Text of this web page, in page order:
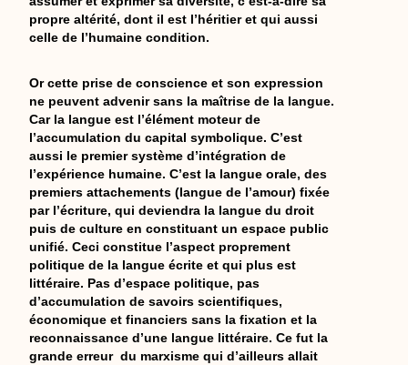
propre altérité, dont il est l’héritier et qui aussi
celle de l’humaine condition.
Or cette prise de conscience et son expression
ne peuvent advenir sans la maîtrise de la langue.
Car la langue est l’élément moteur de
l’accumulation du capital symbolique. C’est
aussi le premier système d’intégration de
l’expérience humaine. C’est la langue orale, des
premiers attachements (langue de l’amour) fixée
par l’écriture, qui deviendra la langue du droit
puis de culture en constituant un espace public
unifié. Ceci constitue l’aspect proprement
politique de la langue écrite et qui plus est
littéraire. Pas d’espace politique, pas
d’accumulation de savoirs scientifiques,
économique et financiers sans la fixation et la
reconnaissance d’une langue littéraire. Ce fut la
grande erreur du marxisme qui d’ailleurs allait